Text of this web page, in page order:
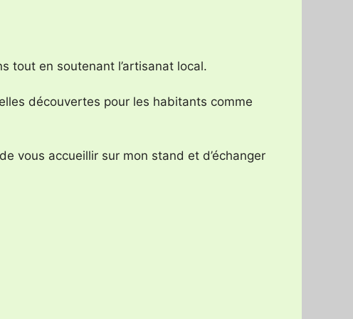
tout en soutenant l’artisanat local.
découvertes pour les habitants comme
vous accueillir sur mon stand et d’échanger